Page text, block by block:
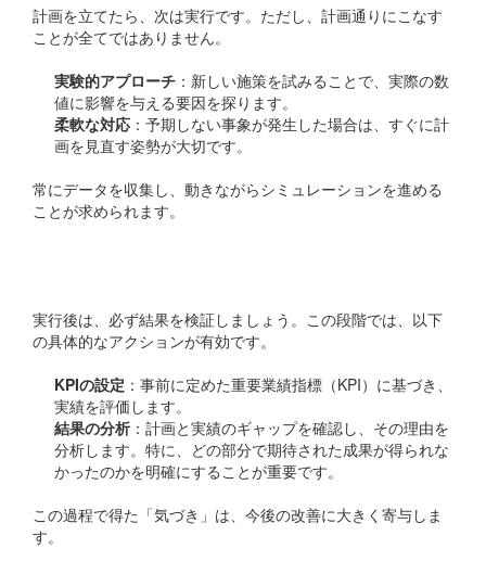
計画を立てたら、次は実行です。ただし、計画通りにこなす
ことが全てではありません。
実験的アプローチ ：新しい施策を試みることで、実際の数
値に影響を与える要因を探ります。
柔軟な対応 ：予期しない事象が発生した場合は、すぐに計
画を見直す姿勢が大切です。
常にデータを収集し、動きながらシミュレーションを進める
ことが求められます。
実行後は、必ず結果を検証しましょう。この段階では、以下
の具体的なアクションが有効です。
KPIの設定 ：事前に定めた重要業績指標（KPI）に基づき、
実績を評価します。
結果の分析 ：計画と実績のギャップを確認し、その理由を
分析します。特に、どの部分で期待された成果が得られな
かったのかを明確にすることが重要です。
この過程で得た「気づき」は、今後の改善に大きく寄与しま
す。